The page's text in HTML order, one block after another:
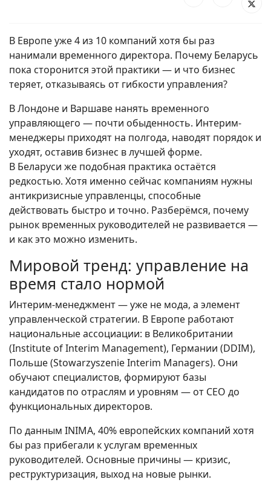
В Европе уже 4 из 10 компаний хотя бы раз
нанимали временного директора. Почему Беларусь
пока сторонится этой практики — и что бизнес
теряет, отказываясь от гибкости управления?
В Лондоне и Варшаве нанять временного
управляющего — почти обыденность. Интерим-
менеджеры приходят на полгода, наводят порядок и
уходят, оставив бизнес в лучшей форме.
В Беларуси же подобная практика остаётся
редкостью. Хотя именно сейчас компаниям нужны
антикризисные управленцы, способные
действовать быстро и точно. Разберёмся, почему
рынок временных руководителей не развивается —
и как это можно изменить.
Мировой тренд: управление на
время стало нормой
Интерим-менеджмент — уже не мода, а элемент
управленческой стратегии. В Европе работают
национальные ассоциации: в Великобритании
(Institute of Interim Management), Германии (DDIM),
Польше (Stowarzyszenie Interim Managers). Они
обучают специалистов, формируют базы
кандидатов по отраслям и уровням — от CEO до
функциональных директоров.
По данным INIMA, 40% европейских компаний хотя
бы раз прибегали к услугам временных
руководителей. Основные причины — кризис,
реструктуризация, выход на новые рынки.